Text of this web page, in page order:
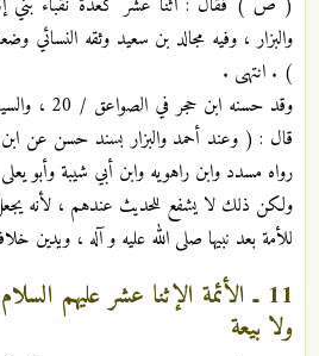
والبزار ، وفيه مجالد بن سعيد وثقه النسائي
) . انتهى .
قال : ( وعند أحمد والبزار بسند حسن عن
رواه مسدد وابن راهويه وابن أبي شيبة وأبو
ولكن ذلك لا يشفع للحديث عندهم ، لأنه يجعل
للأمة بعد نبيها صلى الله عليه و آله ، ويدين
11 ـ الأئمة الإثنا عشر عليهم
ولا بيعة